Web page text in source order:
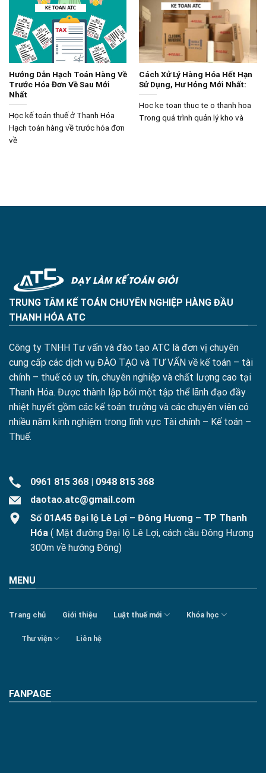
Hướng Dẫn Hạch Toán Hàng Về
Trước Hóa Đơn Về Sau Mới
Nhất
Học kế toán thuế ở Thanh Hóa
Hạch toán hàng về trước hóa đơn
về
Cách Xử Lý Hàng Hóa Hết Hạn
Sử Dụng, Hư Hỏng Mới Nhất:
Hoc ke toan thuc te o thanh hoa
Trong quá trình quản lý kho và
TRUNG TÂM KẾ TOÁN CHUYÊN NGHIỆP HÀNG ĐẦU
THANH HÓA ATC
Công ty TNHH Tư vấn và đào tạo ATC là đơn vị chuyên
cung cấp các dịch vụ ĐÀO TẠO và TƯ VẤN về kế toán – tài
chính – thuế có uy tín, chuyên nghiệp và chất lượng cao tại
Thanh Hóa. Được thành lập bởi một tập thể lãnh đạo đầy
nhiệt huyết gồm các kế toán trưởng và các chuyên viên có
nhiều năm kinh nghiệm trong lĩnh vực Tài chính – Kế toán –
Thuế.
0961 815 368 | 0948 815 368
daotao.atc@gmail.com
Số 01A45 Đại lộ Lê Lợi – Đông Hương – TP Thanh
Hóa ( Mặt đường Đại lộ Lê Lợi, cách cầu Đông Hương
300m về hướng Đông)
MENU
Trang chủ Giới thiệu Luật thuế mới Khóa học
Thư viện Liên hệ
FANPAGE